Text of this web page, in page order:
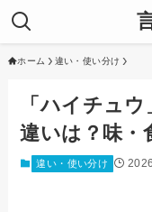
ホーム 違い・使い分け
「ハイチュ
違いは？味・
違い・使い分け